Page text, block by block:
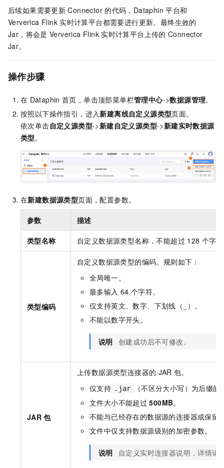
后续如果需要更新 Connector 的代码，Dataphin 平台和
Ververica Flink 实时计算平台都需要进行更新。最终生效的
Jar，将会是 Ververica Flink 实时计算平台上传的 Connector
Jar。
操作步骤
在 Dataphin 首页，单击顶部菜单栏管理中心->数据源管理。
按照以下操作指引，进入新建离线自定义源类型页面。
依次单击自定义源类型->新建自定义源类型->新建实时数据源
类型。
在新建数据源类型页面，配置参数。
参数 描述
类型名称 自定义数据源类型名称，不能超过 128 个字
类型编码
自定义数据源类型的编码。规则如下：
全局唯一。
最多输入 64 个字符。
仅支持英文、数字、下划线（_）。
不能以数字开头。
说明 创建成功后不可修改。
JAR 包
上传数据源类型连接器的 JAR 包。
仅支持 .jar
（不区分大小写）为后缀的
文件大小不能超过 500MB。
不能与已经存在的数据源的连接器或保留
文件中仅支持数据源级别的加密参数。
说明 自定义实时连接器说明，详情请